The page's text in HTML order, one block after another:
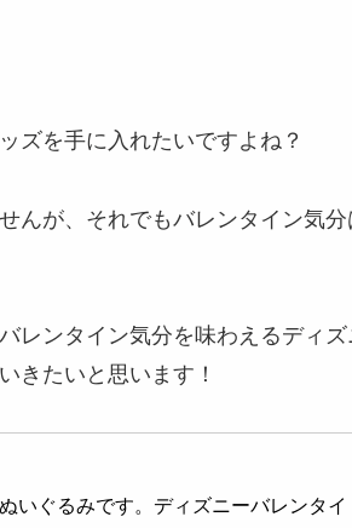
ズを手に入れたいですよね？
んが、それでもバレンタイン気分
レンタイン気分を味わえるディズ
きたいと思います！
いぐるみです。ディズニーバレンタイ